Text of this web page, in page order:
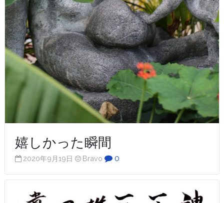
嬉しかった瞬間
2020年9月19日 Bravo 0